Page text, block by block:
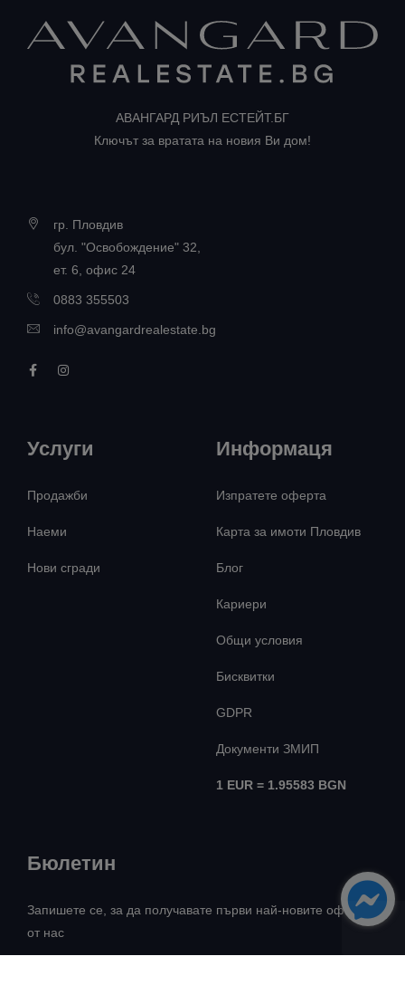
АВАНГАРД РИЪЛ ЕСТЕЙТ.БГ
Ключът за вратата на новия Ви дом!
гр. Пловдив
бул. "Освобождение" 32,
ет. 6, офис 24
0883 355503
info@avangardrealestate.bg
Услуги
Продажби
Наеми
Нови сгради
Информаця
Изпратете оферта
Карта за имоти Пловдив
Блог
Кариери
Общи условия
Бисквитки
GDPR
Документи ЗМИП
1 EUR = 1.95583 BGN
Бюлетин
Запишете се, за да получавате първи най-новите оферти
от нас